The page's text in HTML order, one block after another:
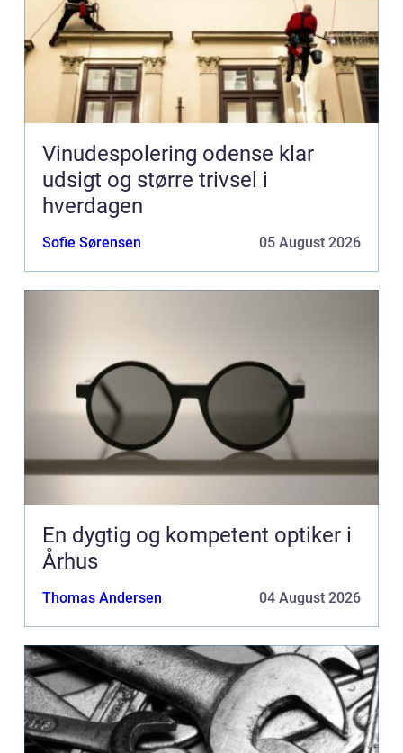
Vinudespolering odense klar
udsigt og større trivsel i
hverdagen
Sofie Sørensen 05 August 2026
En dygtig og kompetent optiker i
Århus
Thomas Andersen 04 August 2026